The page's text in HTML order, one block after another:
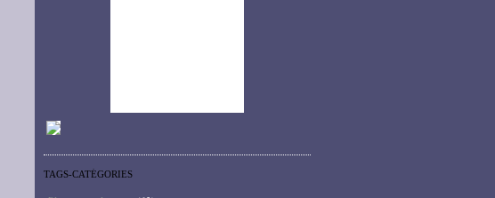
TAGS-CATÉGORIES